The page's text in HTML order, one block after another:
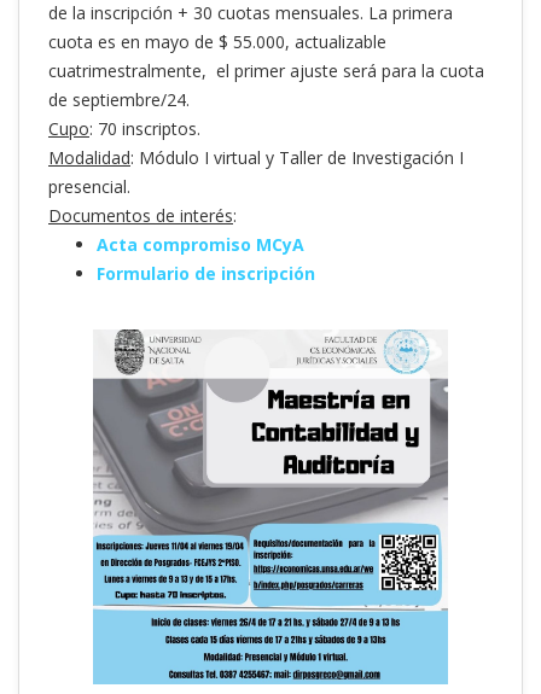
de la inscripción + 30 cuotas mensuales. La primera
cuota es en mayo de $ 55.000, actualizable
cuatrimestralmente, el primer ajuste será para la cuota
de septiembre/24.
Cupo: 70 inscriptos.
Modalidad: Módulo I virtual y Taller de Investigación I
presencial.
Documentos de interés:
Acta compromiso MCyA
Formulario de inscripción